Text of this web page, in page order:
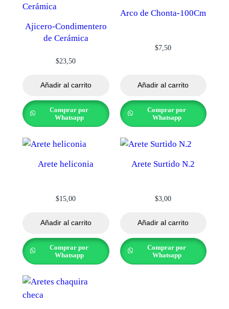
Ajicero-Condimentero
de Cerámica
$23,50
Añadir al carrito
Comprar por
Whatsapp
Arco de Chonta-100Cm
$7,50
Añadir al carrito
Comprar por
Whatsapp
Arete heliconia
$15,00
Añadir al carrito
Comprar por
Whatsapp
Arete Surtido N.2
$3,00
Añadir al carrito
Comprar por
Whatsapp